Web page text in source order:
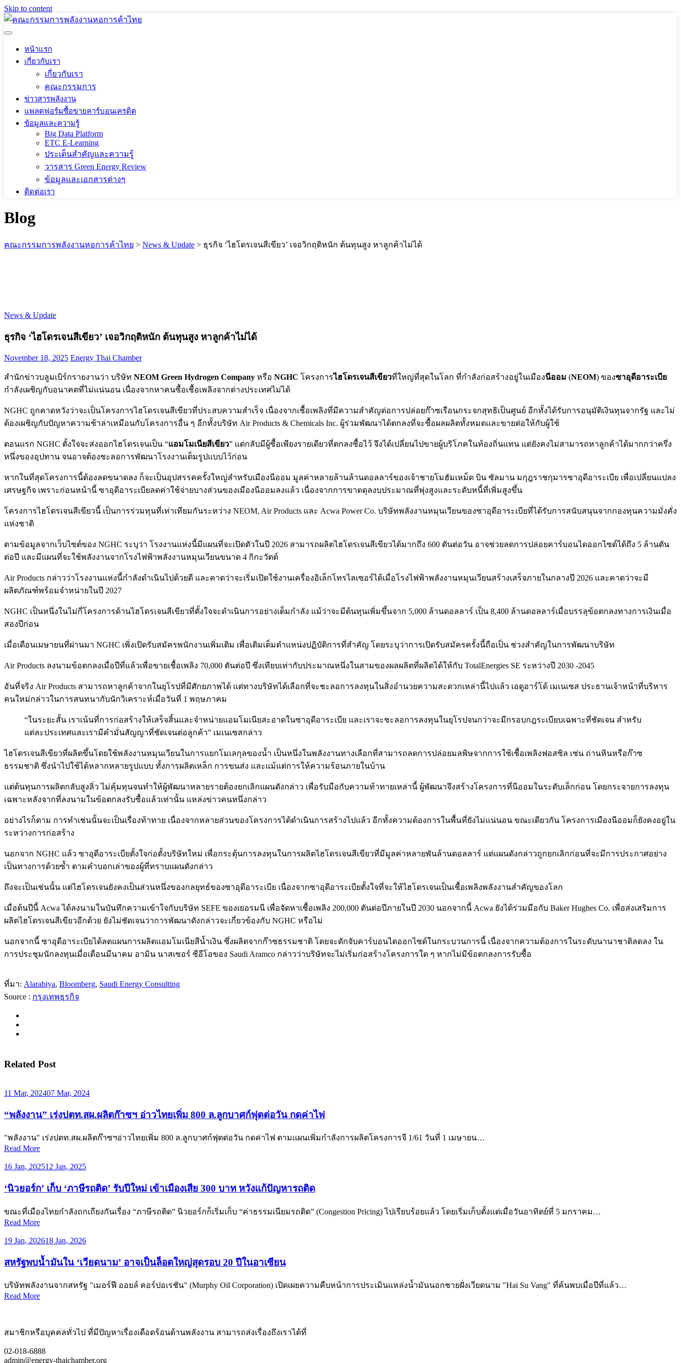
Skip to content
หน้าแรก
เกี่ยวกับเรา
เกี่ยวกับเรา
คณะกรรมการ
ข่าวสารพลังงาน
แพลตฟอร์มซื้อขายคาร์บอนเครดิต
ข้อมูลและความรู้
Big Data Platform
ETC E-Learning
ประเด็นสำคัญและความรู้
วารสาร Green Energy Review
ข้อมูลและเอกสารต่างๆ
ติดต่อเรา
Blog
คณะกรรมการพลังงานหอการค้าไทย > News & Update > ธุรกิจ ‘ไฮโดรเจนสีเขียว’ เจอวิกฤติหนัก ต้นทุนสูง หาลูกค้าไม่ได้
News & Update
ธุรกิจ ‘ไฮโดรเจนสีเขียว’ เจอวิกฤติหนัก ต้นทุนสูง หาลูกค้าไม่ได้
November 18, 2025 Energy Thai Chamber
สำนักข่าวบลูมเบิร์กรายงานว่า บริษัท NEOM Green Hydrogen Company หรือ NGHC โครงการไฮโดรเจนสีเขียวที่ใหญ่ที่สุดในโลก ที่กำลังก่อสร้างอยู่ในเมืองนีออม (NEOM) ของซาอุดีอาระเบีย
กำลังเผชิญกับอนาคตที่ไม่แน่นอน เนื่องจากหาคนซื้อเชื้อเพลิงจากต่างประเทศไม่ได้
NGHC ถูกคาดหวังว่าจะเป็นโครงการไฮโดรเจนสีเขียวที่ประสบความสำเร็จ เนื่องจากเชื้อเพลิงที่มีความสำคัญต่อการปล่อยก๊าซเรือนกระจกสุทธิเป็นศูนย์ อีกทั้งได้รับการอนุมัติเงินทุนจากรัฐ และไม่
ต้องเผชิญกับปัญหาความช้าล่าเหมือนกับโครงการอื่น ๆ อีกทั้งบริษัท Air Products & Chemicals Inc. ผู้ร่วมพัฒนาได้ตกลงที่จะซื้อผลผลิตทั้งหมดและขายต่อให้กับผู้ใช้
ตอนแรก NGHC ตั้งใจจะส่งออกไฮโดรเจนเป็น “แอมโมเนียสีเขียว” แต่กลับมีผู้ซื้อเพียงรายเดียวที่ตกลงซื้อไว้ จึงได้เปลี่ยนไปขายผู้บริโภคในท้องถิ่นแทน แต่ยังคงไม่สามารถหาลูกค้าได้มากกว่าครึ่ง
หนึ่งของอุปทาน จนอาจต้องชะลอการพัฒนาโรงงานเต็มรูปแบบไว้ก่อน
หากในที่สุดโครงการนี้ต้องลดขนาดลง ก็จะเป็นอุปสรรคครั้งใหญ่สำหรับเมืองนีออม มูลค่าหลายล้านล้านดอลลาร์ของเจ้าชายโมฮัมเหม็ด บิน ซัลมาน มกุฎราชกุมารซาอุดีอาระเบีย เพื่อเปลี่ยนแปลง
เศรษฐกิจ เพราะก่อนหน้านี้ ซาอุดีอาระเบียลดค่าใช้จ่ายบางส่วนของเมืองนีออมลงแล้ว เนื่องจากการขาดดุลงบประมาณที่พุ่งสูงและระดับหนี้ที่เพิ่มสูงขึ้น
โครงการไฮโดรเจนสีเขียวนี้ เป็นการร่วมทุนที่เท่าเทียมกันระหว่าง NEOM, Air Products และ Acwa Power Co. บริษัทพลังงานหมุนเวียนของซาอุดีอาระเบียที่ได้รับการสนับสนุนจากกองทุนความมั่งคั่ง
แห่งชาติ
ตามข้อมูลจากเว็บไซต์ของ NGHC ระบุว่า โรงงานแห่งนี้มีแผนที่จะเปิดตัวในปี 2026 สามารถผลิตไฮโดรเจนสีเขียวได้มากถึง 600 ตันต่อวัน อาจช่วยลดการปล่อยคาร์บอนไดออกไซด์ได้ถึง 5 ล้านตัน
ต่อปี และมีแผนที่จะใช้พลังงานจากโรงไฟฟ้าพลังงานหมุนเวียนขนาด 4 กิกะวัตต์
Air Products กล่าวว่าโรงงานแห่งนี้กำลังดำเนินไปด้วยดี และคาดว่าจะเริ่มเปิดใช้งานเครื่องอิเล็กโทรไลเซอร์ได้เมื่อโรงไฟฟ้าพลังงานหมุนเวียนสร้างเสร็จภายในกลางปี ​​2026 และคาดว่าจะมี
ผลิตภัณฑ์พร้อมจำหน่ายในปี 2027
NGHC เป็นหนึ่งในไม่กี่โครงการด้านไฮโดรเจนสีเขียวที่ตั้งใจจะดำเนินการอย่างเต็มกำลัง แม้ว่าจะมีต้นทุนเพิ่มขึ้นจาก 5,000 ล้านดอลลาร์ เป็น 8,400 ล้านดอลลาร์เมื่อบรรลุข้อตกลงทางการเงินเมื่อ
สองปีก่อน
เมื่อเดือนเมษายนที่ผ่านมา NGHC เพิ่งเปิดรับสมัครพนักงานเพิ่มเติม เพื่อเติมเต็มตำแหน่งปฏิบัติการที่สำคัญ โดยระบุว่าการเปิดรับสมัครครั้งนี้ถือเป็น ช่วงสำคัญในการพัฒนาบริษัท
Air Products ลงนามข้อตกลงเมื่อปีที่แล้วเพื่อขายเชื้อเพลิง 70,000 ตันต่อปี ซึ่งเทียบเท่ากับประมาณหนึ่งในสามของผลผลิตที่ผลิตได้ให้กับ TotalEnergies SE ระหว่างปี 2030 -2045
อันที่จริง Air Products สามารถหาลูกค้าจากในยุโรปที่มีศักยภาพได้ แต่ทางบริษัทได้เลือกที่จะชะลอการลงทุนในสิ่งอำนวยความสะดวกเหล่านี้ไปแล้ว เอดูอาร์โด้ เมเนเซส ประธานเจ้าหน้าที่บริหาร
คนใหม่กล่าวในการสนทนากับนักวิเคราะห์เมื่อวันที่ 1 พฤษภาคม
“ในระยะสั้น เราเน้นที่การก่อสร้างให้เสร็จสิ้นและจำหน่ายแอมโมเนียสะอาดในซาอุดีอาระเบีย และเราจะชะลอการลงทุนในยุโรปจนกว่าจะมีกรอบกฎระเบียบเฉพาะที่ชัดเจน สำหรับ
แต่ละประเทศและเรามีคำมั่นสัญญาที่ชัดเจนต่อลูกค้า” เมเนเซสกล่าว
ไฮโดรเจนสีเขียวที่ผลิตขึ้นโดยใช้พลังงานหมุนเวียนในการแยกโมเลกุลของน้ำ เป็นหนึ่งในพลังงานทางเลือกที่สามารถลดการปล่อยมลพิษจากการใช้เชื้อเพลิงฟอสซิล เช่น ถ่านหินหรือก๊าซ
ธรรมชาติ ซึ่งนำไปใช้ได้หลากหลายรูปแบบ ทั้งการผลิตเหล็ก การขนส่ง และแม้แต่การให้ความร้อนภายในบ้าน
แต่ต้นทุนการผลิตกลับสูงลิ่ว ไม่คุ้มทุนจนทำให้ผู้พัฒนาหลายรายต้องยกเลิกแผนดังกล่าว เพื่อรับมือกับความท้าทายเหล่านี้ ผู้พัฒนาจึงสร้างโครงการที่นีออมในระดับเล็กก่อน โดยกระจายการลงทุน
เฉพาะหลังจากที่ลงนามในข้อตกลงรับซื้อแล้วเท่านั้น แหล่งข่าวคนหนึ่งกล่าว
อย่างไรก็ตาม การทำเช่นนั้นจะเป็นเรื่องท้าทาย เนื่องจากหลายส่วนของโครงการได้ดำเนินการสร้างไปแล้ว อีกทั้งความต้องการในพื้นที่ยังไม่แน่นอน ขณะเดียวกัน โครงการเมืองนีออมก็ยังคงอยู่ใน
ระหว่างการก่อสร้าง
นอกจาก NGHC แล้ว ซาอุดีอาระเบียตั้งใจก่อตั้งบริษัทใหม่ เพื่อกระตุ้นการลงทุนในการผลิตไฮโดรเจนสีเขียวที่มีมูลค่าหลายพันล้านดอลลาร์ แต่แผนดังกล่าวถูกยกเลิกก่อนที่จะมีการประกาศอย่าง
เป็นทางการด้วยซ้ำ ตามคำบอกเล่าของผู้ที่ทราบแผนดังกล่าว
ถึงจะเป็นเช่นนั้น แต่ไฮโดรเจนยังคงเป็นส่วนหนึ่งของกลยุทธ์ของซาอุดีอาระเบีย เนื่องจากซาอุดีอาระเบียตั้งใจที่จะให้ไฮโดรเจนเป็นเชื้อเพลิงพลังงานสำคัญของโลก
เมื่อต้นปีนี้ Acwa ได้ลงนามในบันทึกความเข้าใจกับบริษัท SEFE ของเยอรมนี เพื่อจัดหาเชื้อเพลิง 200,000 ตันต่อปีภายในปี 2030 นอกจากนี้ Acwa ยังได้ร่วมมือกับ Baker Hughes Co. เพื่อส่งเสริมการ
ผลิตไฮโดรเจนสีเขียวอีกด้วย ยังไม่ชัดเจนว่าการพัฒนาดังกล่าวจะเกี่ยวข้องกับ NGHC หรือไม่
นอกจากนี้ ซาอุดีอาระเบียได้ลดแผนการผลิตแอมโมเนียสีน้ำเงิน ซึ่งผลิตจากก๊าซธรรมชาติ โดยจะดักจับคาร์บอนไดออกไซด์ในกระบวนการนี้ เนื่องจากความต้องการในระดับนานาชาติลดลง ใน
การประชุมนักลงทุนเมื่อเดือนมีนาคม อามิน นาสเซอร์ ซีอีโอของ Saudi Aramco กล่าวว่าบริษัทจะไม่เริ่มก่อสร้างโครงการใด ๆ หากไม่มีข้อตกลงการรับซื้อ
ที่มา: Alarabiya, Bloomberg, Saudi Energy Consulting
Source : กรุงเทพธุรกิจ
Related Post
11 Mar, 202407 Mar, 2024
“พลังงาน” เร่งปตท.สผ.ผลิตก๊าซฯ อ่าวไทยเพิ่ม 800 ล.ลูกบาศก์ฟุตต่อวัน กดค่าไฟ
"พลังงาน" เร่งปตท.สผ.ผลิตก๊าซฯอ่าวไทยเพิ่ม 800 ล.ลูกบาศก์ฟุตต่อวัน กดค่าไฟ ตามแผนเพิ่มกำลังการผลิตโครงการจี 1/61 วันที่ 1 เมษายน…
Read More
16 Jan, 202512 Jan, 2025
‘นิวยอร์ก’ เก็บ ‘ภาษีรถติด’ รับปีใหม่ เข้าเมืองเสีย 300 บาท หวังแก้ปัญหารถติด
ขณะที่เมืองไทยกำลังถกเถียงกันเรื่อง “ภาษีรถติด” นิวยอร์กก็เริ่มเก็บ “ค่าธรรมเนียมรถติด” (Congestion Pricing) ไปเรียบร้อยแล้ว โดยเริ่มเก็บตั้งแต่เมื่อวันอาทิตย์ที่ 5 มกราคม…
Read More
19 Jan, 202618 Jan, 2026
สหรัฐพบน้ำมันใน ‘เวียดนาม’ อาจเป็นล็อตใหญ่สุดรอบ 20 ปีในอาเซียน
บริษัทพลังงานจากสหรัฐ "เมอร์ฟี ออยล์ คอร์ปอเรชัน" (Murphy Oil Corporation) เปิดเผยความคืบหน้าการประเมินแหล่งน้ำมันนอกชายฝั่งเวียดนาม "Hai Su Vang" ที่ค้นพบเมื่อปีที่แล้ว…
Read More
สมาชิกหรือบุคคลทั่วไป ที่มีปัญหาเรื่องเดือดร้อนด้านพลังงาน สามารถส่งเรื่องถึงเราได้ที่
02-018-6888
admin@energy-thaichamber.org